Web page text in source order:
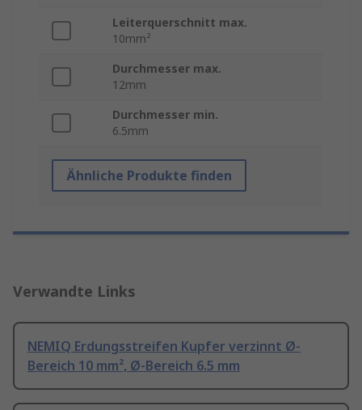
Leiterquerschnitt max.
10mm²
Durchmesser max.
12mm
Durchmesser min.
6.5mm
Ähnliche Produkte finden
Verwandte Links
NEMIQ Erdungsstreifen Kupfer verzinnt Ø-
Bereich 10 mm², Ø-Bereich 6.5 mm